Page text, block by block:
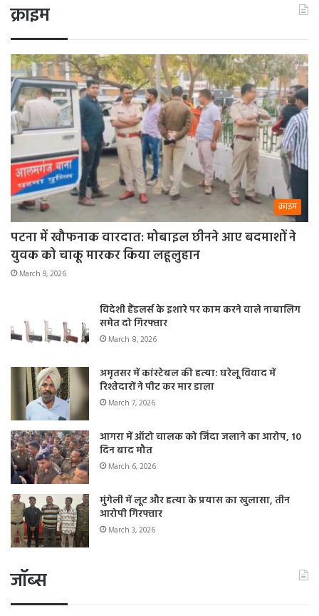
क्राइम
क्राइम
पटना में खौफनाक वारदात: मोबाइल छीनने आए बदमाशों ने
युवक को चाकू मारकर किया लहूलुहान
March 9, 2026
विदेशी हैंडलर्स के इशारे पर काम करने वाले नाबालिग
समेत दो गिरफ्तार
March 8, 2026
अमृतसर में कांस्टेबल की हत्या: घरेलू विवाद में
रिश्तेदारों ने पीट कर मार डाला
March 7, 2026
आगरा में ऑटो चालक को जिंदा जलाने का आरोप, 10
दिन बाद मौत
March 6, 2026
मुंगेली में लूट और हत्या के प्रयास का खुलासा, तीन
आरोपी गिरफ्तार
March 3, 2026
जॉब्स